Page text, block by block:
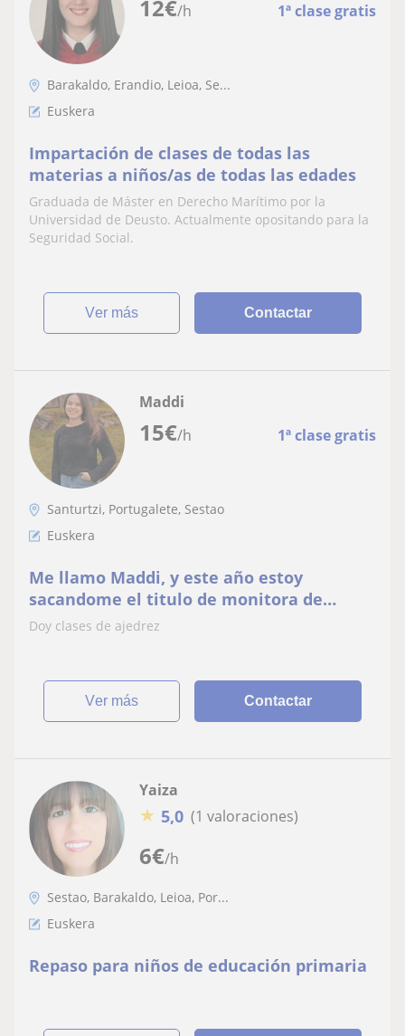
12€/h 1ª clase gratis
Barakaldo, Erandio, Leioa, Se...
Euskera
Impartación de clases de todas las
materias a niños/as de todas las edades
Graduada de Máster en Derecho Marítimo por la
Universidad de Deusto. Actualmente opositando para la
Seguridad Social.
ver más Contactar
15€/h 1ª clase gratis
Maddi
Santurtzi, Portugalete, Sestao
Euskera
Me llamo Maddi, y este año estoy
sacandome el titulo de monitora de
ajedrez. Solo me quedan las practicas. Y
Laborales y Recursos Humanos + Gestión
de Negocio en en UPV/EHU.
Doy clases de ajedrez
ver más Contactar
6€/h
Yaiza
★ 5,0 (1 valoraciones)
Sestao, Barakaldo, Leioa, Por...
Euskera
Repaso para niños de educación primaria